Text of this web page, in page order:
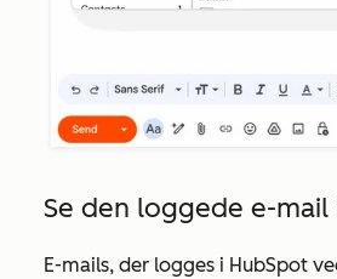
Se den loggede e-mail
E-mails, der logges i HubSpot